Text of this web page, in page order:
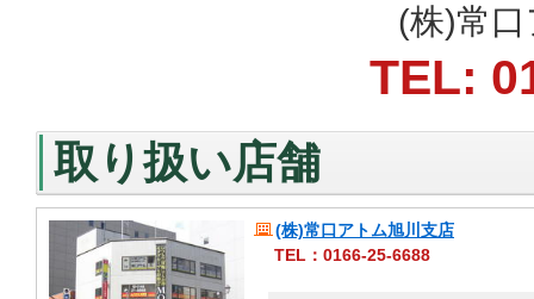
(株)常
TEL:
取り扱い店舗
(株)常口アトム旭川支店
TEL：0166-25-6688